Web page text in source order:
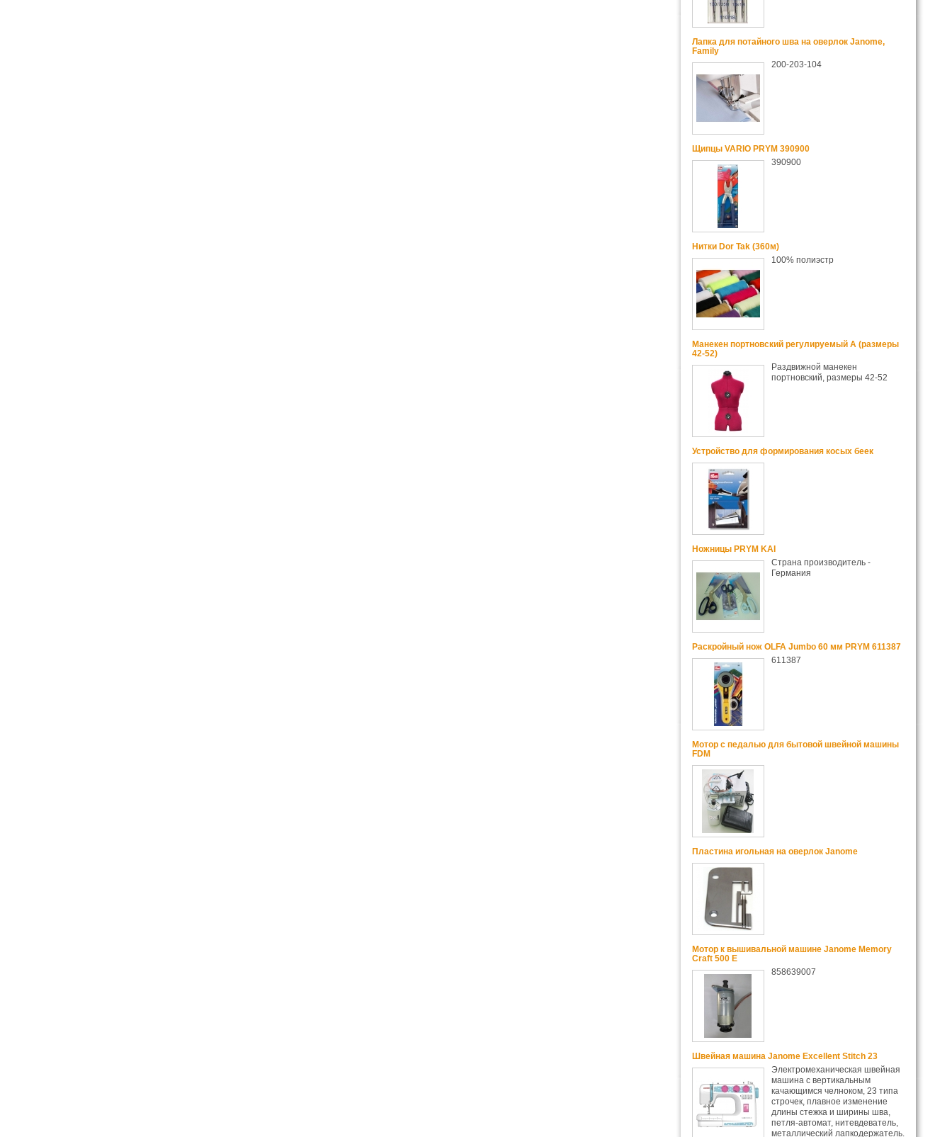
Лапка для потайного шва на оверлок Janome,
Family
200-203-104
Щипцы VARIO PRYM 390900
390900
Нитки Dor Tak (360м)
100% полиэстр
Манекен портновский регулируемый А (размеры
42-52)
Раздвижной манекен
портновский, размеры 42-52
Устройство для формирования косых беек
Ножницы PRYM KAI
Страна производитель -
Германия
Раскройный нож OLFA Jumbo 60 мм PRYM 611387
611387
Мотор с педалью для бытовой швейной машины
FDM
Пластина игольная на оверлок Janome
Мотор к вышивальной машине Janome Memory
Craft 500 E
858639007
Швейная машина Janome Excellent Stitch 23
Электромеханическая швейная
машина с вертикальным
качающимся челноком, 23 типа
строчек, плавное изменение
длины стежка и ширины шва,
петля-автомат, нитевдеватель,
металлический лапкодержатель.